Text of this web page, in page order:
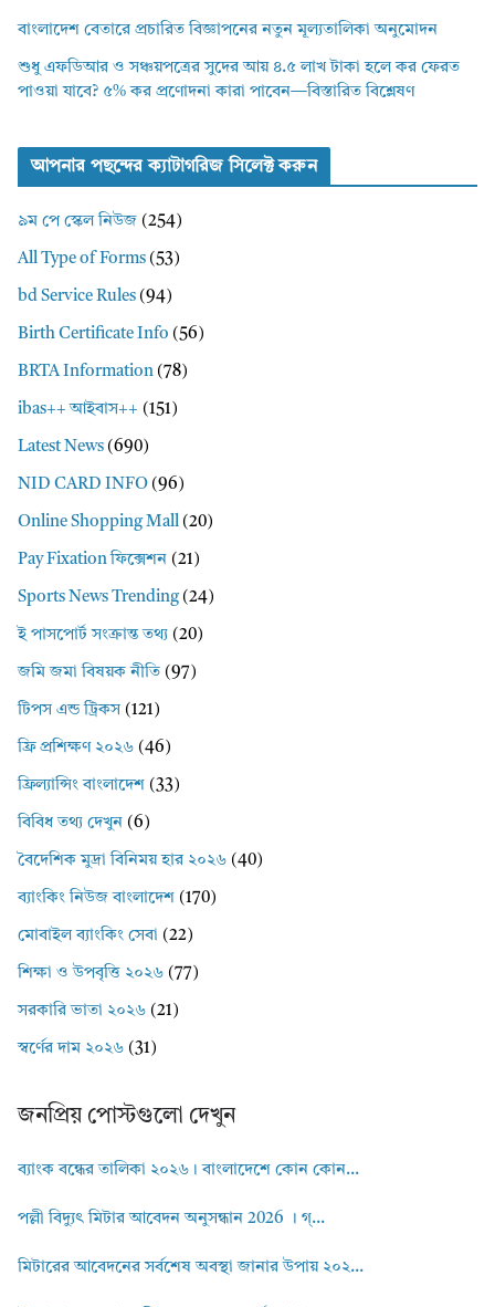
বাংলাদেশ বেতারে প্রচারিত বিজ্ঞাপনের নতুন মূল্যতালিকা অনুমোদন
শুধু এফডিআর ও সঞ্চয়পত্রের সুদের আয় ৪.৫ লাখ টাকা হলে কর ফেরত
পাওয়া যাবে? ৫% কর প্রণোদনা কারা পাবেন—বিস্তারিত বিশ্লেষণ
আপনার পছন্দের ক্যাটাগরিজ সিলেক্ট করুন
৯ম পে স্কেল নিউজ (254)
All Type of Forms (53)
bd Service Rules (94)
Birth Certificate Info (56)
BRTA Information (78)
ibas++ আইবাস++ (151)
Latest News (690)
NID CARD INFO (96)
Online Shopping Mall (20)
Pay Fixation ফিক্সেশন (21)
Sports News Trending(24)
ই পাসপোর্ট সংক্রান্ত তথ্য (20)
জমি জমা বিষয়ক নীতি (97)
টিপস এন্ড ট্রিকস (121)
ফ্রি প্রশিক্ষণ ২০২৬ (46)
ফ্রিল্যান্সিং বাংলাদেশ (33)
বিবিধ তথ্য দেখুন (6)
বৈদেশিক মুদ্রা বিনিময় হার ২০২৬ (40)
ব্যাংকিং নিউজ বাংলাদেশ (170)
মোবাইল ব্যাংকিং সেবা (22)
শিক্ষা ও উপবৃত্তি ২০২৬ (77)
সরকারি ভাতা ২০২৬ (21)
স্বর্ণের দাম ২০২৬ (31)
জনপ্রিয় পোস্টগুলো দেখুন
ব্যাংক বন্ধের তালিকা ২০২৬। বাংলাদেশে কোন কোন...
পল্লী বিদ্যুৎ মিটার আবেদন অনুসন্ধান 2026 । গ্...
মিটারের আবেদনের সর্বশেষ অবস্থা জানার উপায় ২০২...